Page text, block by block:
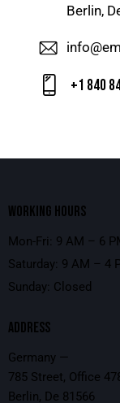
Berlin,
+1 840
WORKING HOURS
Mon-Fri: 9 AM – 6
Saturday: 9 AM – 4
Sunday: Closed
ADDRESS
Germany —
785 Street, Office
Berlin, De 81566